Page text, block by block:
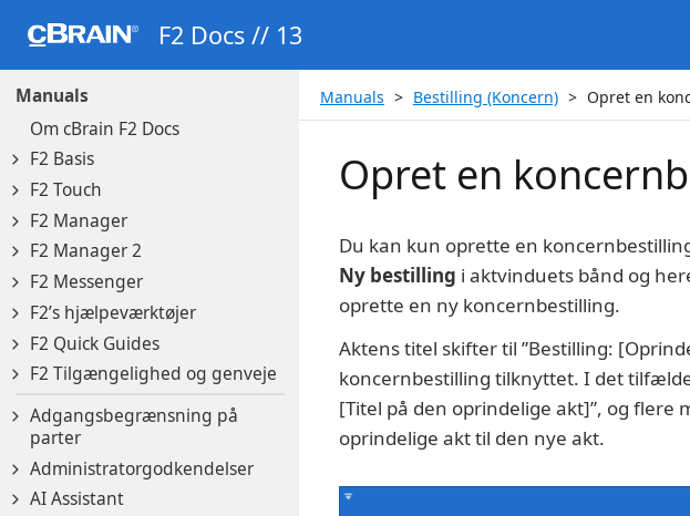
F2 Docs // 13
Manuals
Om cBrain F2 Docs
F2 Basis
F2 Touch
F2 Manager
F2 Manager 2
F2 Messenger
F2’s hjælpeværktøjer
F2 Quick Guides
F2 Tilgængelighed og genveje
Adgangsbegrænsning på
parter
Administratorgodkendelser
AI Assistant
Manuals Bestilling (Koncern) Opret en
Opret en
Du kan kun oprette en
Ny bestilling i aktvinduets bånd og
oprette en ny koncernbestilling.
Aktens titel skifter til ”Bestilling:
koncernbestilling tilknyttet. I det
[Titel på den oprindelige akt]”, og flere
oprindelige akt til den nye akt.